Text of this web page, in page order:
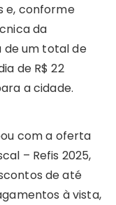
e, conforme
da
de um total de
de R$ 22
a cidade.
com a oferta
– Refis 2025,
de até
à vista,